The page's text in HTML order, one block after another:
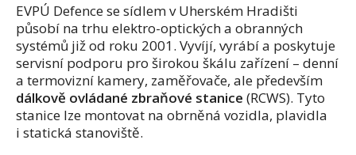
EVPÚ Defence se sídlem v Uherském Hradišti
působí na trhu elektro-optických a obranných
systémů již od roku 2001. Vyvíjí, vyrábí a poskytuje
servisní podporu pro širokou škálu zařízení – denní
a termovizní kamery, zaměřovače, ale především
dálkově ovládané zbraňové stanice (RCWS). Tyto
stanice lze montovat na obrněná vozidla, plavidla
i statická stanoviště.